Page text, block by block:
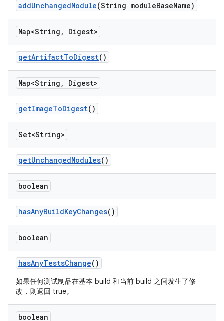
addUnchangedModule(String moduleBaseName)
Map<String , Digest>
getArtifactToDigest()
Map<String , Digest>
getImageToDigest()
Set<String>
getUnchangedModules()
boolean
hasAnyBuildKeyChanges()
boolean
hasAnyTestsChange()
如果任何测试制品在基本 build 和当前 build 之间发生了修
改，则返回 true。
boolean